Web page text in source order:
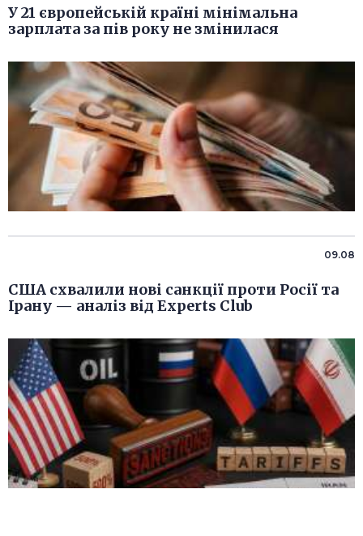
У 21 європейській країні мінімальна
зарплата за пів року не змінилася
09.08
США схвалили нові санкції проти Росії та
Ірану — аналіз від Experts Club